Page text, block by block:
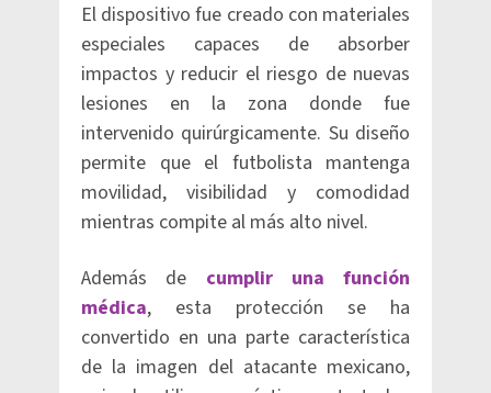
El dispositivo fue creado con materiales
especiales capaces de absorber
impactos y reducir el riesgo de nuevas
lesiones en la zona donde fue
intervenido quirúrgicamente. Su diseño
permite que el futbolista mantenga
movilidad, visibilidad y comodidad
mientras compite al más alto nivel.
Además de cumplir una función
médica, esta protección se ha
convertido en una parte característica
de la imagen del atacante mexicano,